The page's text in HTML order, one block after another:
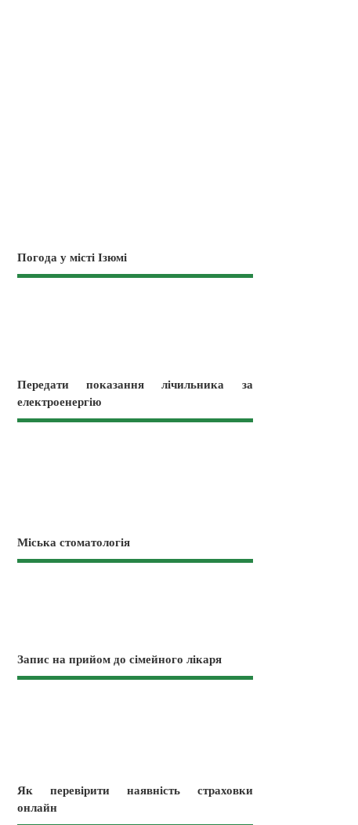
Погода у місті Ізюмі
Передати показання лічильника за
електроенергію
Міська стоматологія
Запис на прийом до сімейного лікаря
Як перевірити наявність страховки
онлайн